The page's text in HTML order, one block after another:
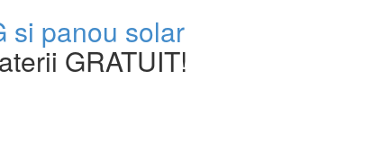
si panou solar
GRATUIT!